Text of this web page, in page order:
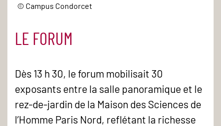
© Campus Condorcet
LE FORUM
Dès 13 h 30, le forum mobilisait 30
exposants entre la salle panoramique et le
rez-de-jardin de la Maison des Sciences de
l’Homme Paris Nord, reflétant la richesse